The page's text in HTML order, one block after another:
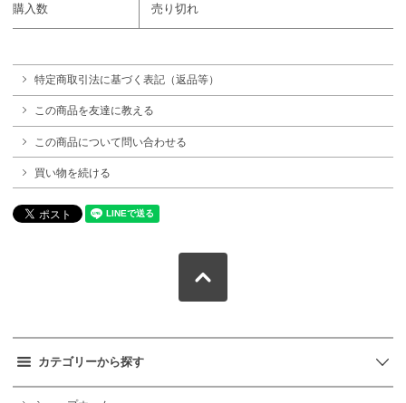
購入数 売り切れ
特定商取引法に基づく表記（返品等）
この商品を友達に教える
この商品について問い合わせる
買い物を続ける
カテゴリーから探す